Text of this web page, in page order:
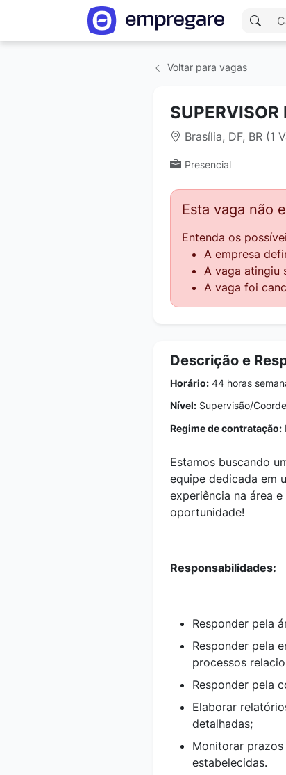
Voltar para vagas
SUPERVISOR
Brasília, DF, BR (1
Presencial
Esta vaga não
Entenda os
A empresa
A vaga atingiu
A vaga foi
Descrição e
Horário: 44 horas
Nível: Supervisão/
Regime de contratação:
Estamos buscando
equipe dedicada em
experiência na área
oportunidade!
Responsabilidades:
Responder pela
Responder pela
processos
Responder pela
Elaborar
detalhadas;
Monitorar
estabelecidas.